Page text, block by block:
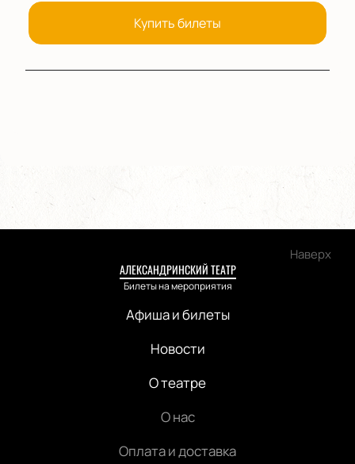
Купить билеты
Наверх
АЛЕКСАНДРИНСКИЙ ТЕАТР
Билеты на мероприятия
Афиша и билеты
Новости
О театре
О нас
Оплата и доставка